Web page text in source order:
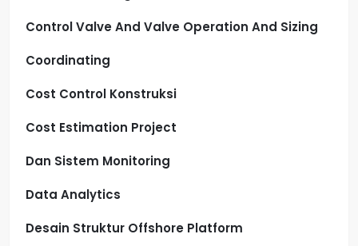
Control Valve And Valve Operation And Sizing
Coordinating
Cost Control Konstruksi
Cost Estimation Project
Dan Sistem Monitoring
Data Analytics
Desain Struktur Offshore Platform